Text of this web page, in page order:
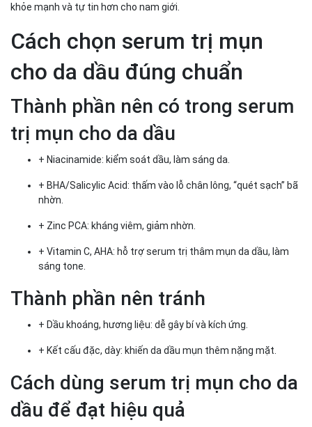
khỏe mạnh và tự tin hơn cho nam giới.
Cách chọn serum trị mụn
cho da dầu đúng chuẩn
Thành phần nên có trong serum
trị mụn cho da dầu
+ Niacinamide: kiểm soát dầu, làm sáng da.
+ BHA/Salicylic Acid: thấm vào lỗ chân lông, “quét sạch” bã
nhờn.
+ Zinc PCA: kháng viêm, giảm nhờn.
+ Vitamin C, AHA: hỗ trợ serum trị thâm mụn da dầu, làm
sáng tone.
Thành phần nên tránh
+ Dầu khoáng, hương liệu: dễ gây bí và kích ứng.
+ Kết cấu đặc, dày: khiến da dầu mụn thêm nặng mặt.
Cách dùng serum trị mụn cho da
dầu để đạt hiệu quả